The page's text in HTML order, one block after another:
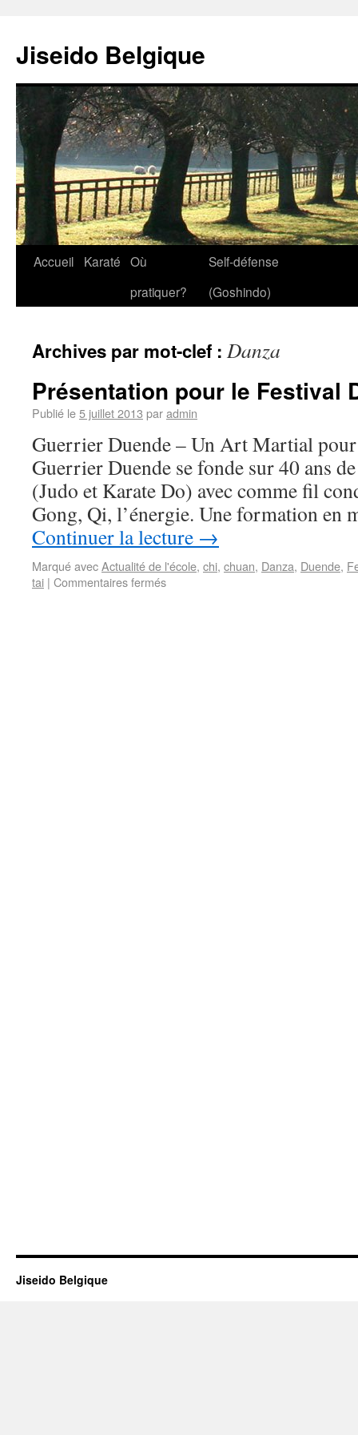
Jiseido Belgique
Accueil Karaté Où
pratiquer?
Self-défense
(Goshindo)
Archives par mot-clef : Danza
Présentation pour le Festival
Publié le5 juillet 2013 paradmin
Guerrier Duende – Un Art Martial
Guerrier Duende se fonde sur 40 ans
(Judo et Karate Do) avec comme fil
Gong, Qi, l’énergie. Une formation en
Continuer la lecture →
Marqué avecActualité de l'école, chi, chuan, Danza, Duende,
tai | Commentaires fermés
Jiseido Belgique